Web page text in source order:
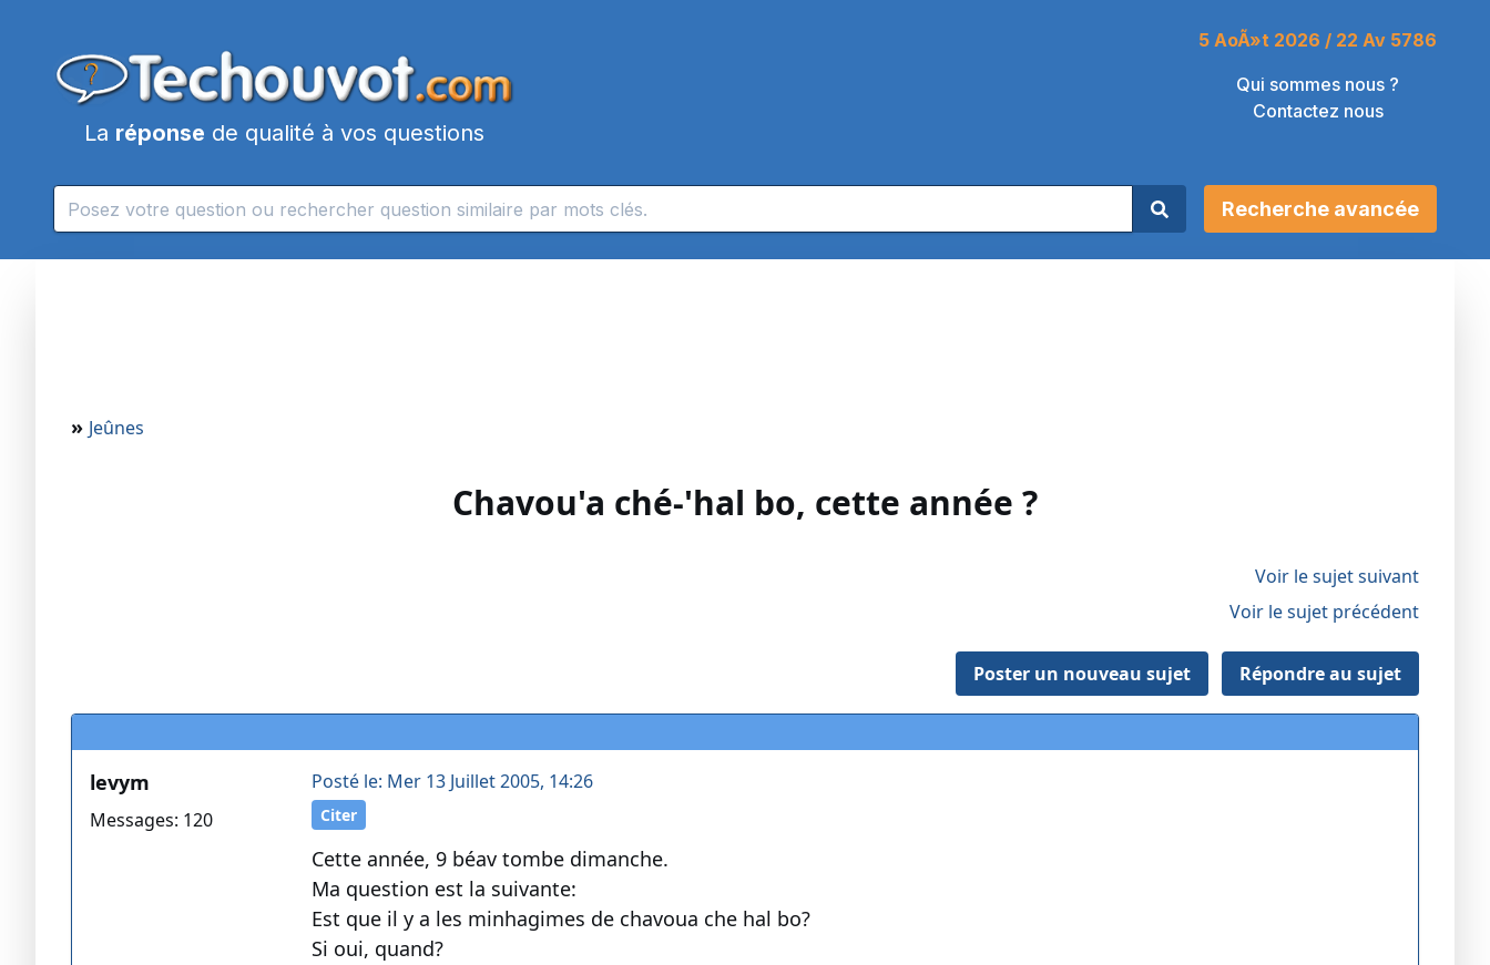
La réponse de qualité à vos questions
5 AoÃ»t 2026 / 22 Av 5786
Qui sommes nous ?
Contactez nous
Recherche avancée
» Jeûnes
Chavou'a ché-'hal bo, cette année ?
Voir le sujet suivant
Voir le sujet précédent
Poster un nouveau sujet Répondre au sujet
levym
Messages: 120
Posté le: Mer 13 Juillet 2005, 14:26
Citer
Cette année, 9 béav tombe dimanche.
Ma question est la suivante:
Est que il y a les minhagimes de chavoua che hal bo?
Si oui, quand?